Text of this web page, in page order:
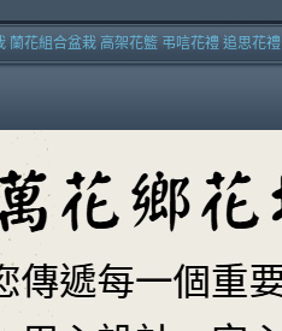
蘭花組合盆栽 高架花籃 弔唁花禮 追思花禮